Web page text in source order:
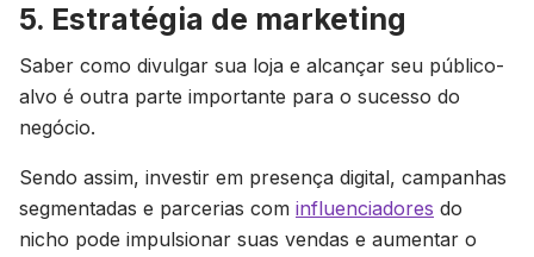
5. Estratégia de marketing
Saber como divulgar sua loja e alcançar seu público-
alvo é outra parte importante para o sucesso do
negócio.
Sendo assim, investir em presença digital, campanhas
segmentadas e parcerias com influenciadores do
nicho pode impulsionar suas vendas e aumentar o